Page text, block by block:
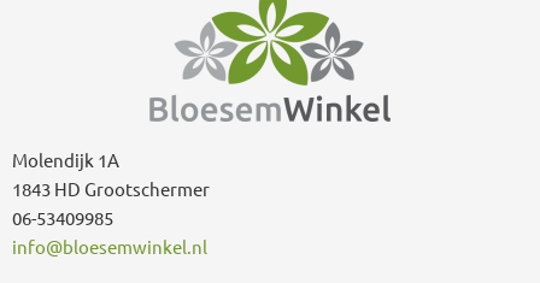
Molendijk 1A
1843 HD Grootschermer
06-53409985
info@bloesemwinkel.nl